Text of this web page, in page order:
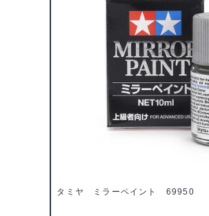
タミヤ ミラーペイント 69950